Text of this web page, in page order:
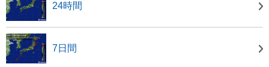
24時間
7日間